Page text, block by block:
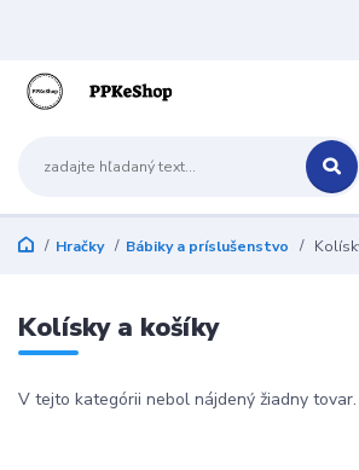
Hračky Bábiky a príslušenstvo
Kolísky a košíky
V tejto kategórii nebol nájdený žiadny tovar.